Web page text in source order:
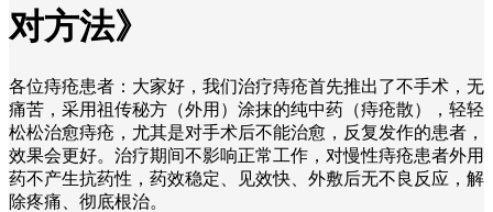
对方法》
各位痔疮患者：大家好，我们治疗痔疮首先推出了不手术，无
痛苦，采用祖传秘方（外用）涂抹的纯中药（痔疮散），轻轻
松松治愈痔疮，尤其是对手术后不能治愈，反复发作的患者，
效果会更好。治疗期间不影响正常工作，对慢性痔疮患者外用
药不产生抗药性，药效稳定、见效快、外敷后无不良反应，解
除疼痛、彻底根治。